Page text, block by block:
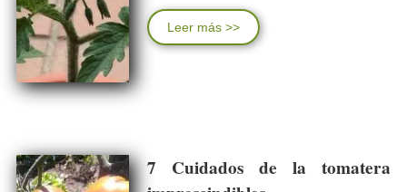
Leer más >>
7 Cuidados de la tomatera